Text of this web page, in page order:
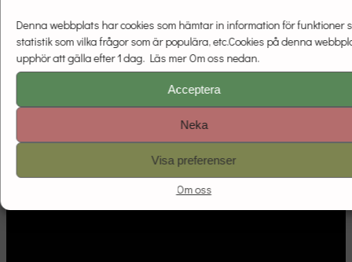
Denna webbplats har cookies som hämtar in information för funktioner
statistik som vilka frågor som är populära, etc.Cookies på denna
upphör att gälla efter 1 dag. Läs mer Om oss nedan.
Acceptera
Neka
Visa preferenser
Om oss